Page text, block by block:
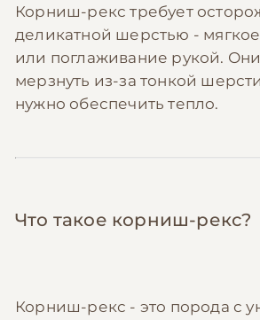
Корниш-рекс требует
деликатной шерстью -
или поглаживание рукой. Они
мерзнуть из-за тонкой
нужно обеспечить тепло.
Что такое корниш-рекс?
Корниш-рекс - это порода с